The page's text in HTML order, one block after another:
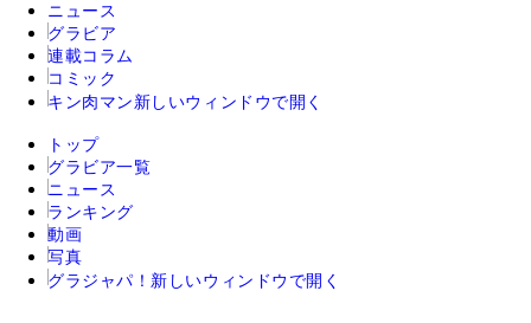
ニュース
グラビア
連載コラム
コミック
キン肉マン 新しいウィンドウで開く
トップ
グラビア一覧
ニュース
ランキング
動画
写真
グラジャパ！ 新しいウィンドウで開く